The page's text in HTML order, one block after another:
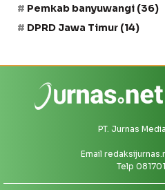
Pemkab banyuwangi (36)
DPRD Jawa Timur (14)
PT. Jurnas
Email
Telp